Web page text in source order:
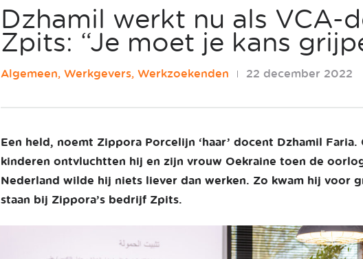
Dzhamil werkt nu als VCA-
Zpits: “Je moet je kans
Algemeen, Werkgevers, Werkzoekenden 22 december 2022
Een held, noemt Zippora Porcelijn ‘haar’ docent Dzhamil Faria.
kinderen ontvluchtten hij en zijn vrouw Oekraine toen de
Nederland wilde hij niets liever dan werken. Zo kwam hij voor
staan bij Zippora’s bedrijf Zpits.